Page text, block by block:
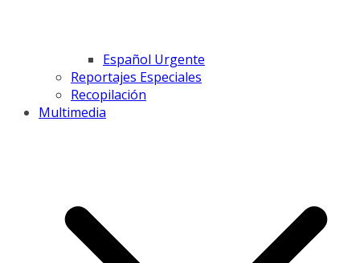
Español Urgente
Reportajes Especiales
Recopilación
Multimedia